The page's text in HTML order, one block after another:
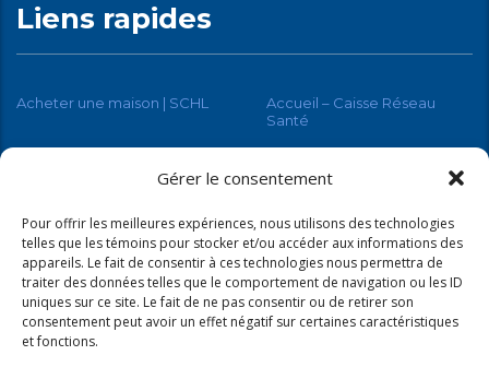
Gérer le consentement
Pour offrir les meilleures expériences, nous utilisons des technologies
telles que les témoins pour stocker et/ou accéder aux informations des
appareils. Le fait de consentir à ces technologies nous permettra de
traiter des données telles que le comportement de navigation ou les ID
uniques sur ce site. Le fait de ne pas consentir ou de retirer son
consentement peut avoir un effet négatif sur certaines caractéristiques
et fonctions.
Liens rapides
Acheter une maison | SCHL
Accueil – Caisse Réseau
Santé